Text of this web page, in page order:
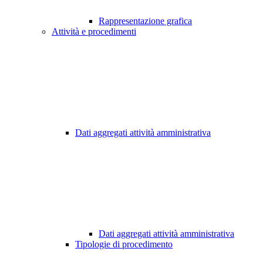
Rappresentazione grafica
Attività e procedimenti
Dati aggregati attività amministrativa
Dati aggregati attività amministrativa
Tipologie di procedimento